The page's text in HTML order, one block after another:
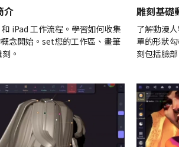
介
iPad 工作流程。學習如何收集
念開始。set您的工作區、畫筆
。
雕刻基礎
了解動漫
單的形狀
刻包括臉